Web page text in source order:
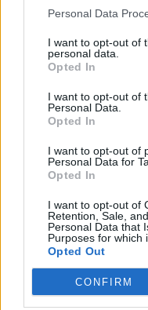
Personal Data
I want to opt-out of
personal data.
Opted In
I want to opt-out of
Personal Data.
Opted In
I want to opt-out of
Personal Data for
Opted In
I want to opt-out of
Retention, Sale,
Personal Data that
Purposes for which
Opted Out
CONFIRM
EVENTO
42.º Passeio de
5 de setembro
5 de setembro volta a
de Sintra volta a
BEATRIZ ALEXANDRE